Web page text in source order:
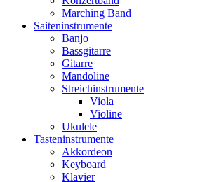
Marching Band
Saiteninstrumente
Banjo
Bassgitarre
Gitarre
Mandoline
Streichinstrumente
Viola
Violine
Ukulele
Tasteninstrumente
Akkordeon
Keyboard
Klavier